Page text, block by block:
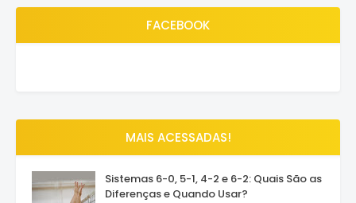
FACEBOOK
MAIS ACESSADAS!
Sistemas 6-0, 5-1, 4-2 e 6-2: Quais São as
Diferenças e Quando Usar?